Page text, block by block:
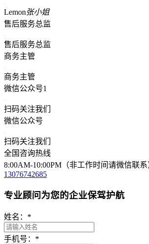
Lemon张小姐
售后服务总监
售后服务总监
商务主管
商务主管
微信公众号1
扫码关注我们
微信公众号
扫码关注我们
全国咨询热线
8:00AM-10:00PM（非工作时间请微信联系
13076742685
专业顾问为您的企业保驾护航
姓名： *
手机号： *